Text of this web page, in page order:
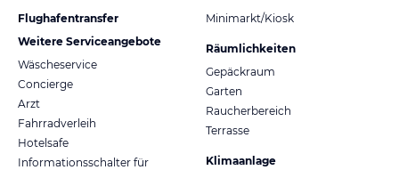
Flughafentransfer
Weitere Serviceangebote
Wäscheservice
Concierge
Arzt
Fahrradverleih
Hotelsafe
Informationsschalter für
Minimarkt/Kiosk
Räumlichkeiten
Gepäckraum
Garten
Raucherbereich
Terrasse
Klimaanlage